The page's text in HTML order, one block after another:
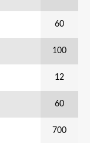
60
100
12
60
700